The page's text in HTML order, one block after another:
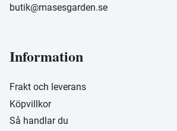
butik@masesgarden.se
Information
Frakt och leverans
Köpvillkor
Så handlar du